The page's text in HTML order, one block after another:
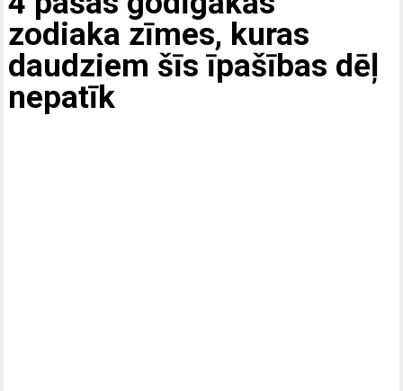
zodiaka zīmes, kuras
daudziem šīs īpašības dēļ
nepatīk